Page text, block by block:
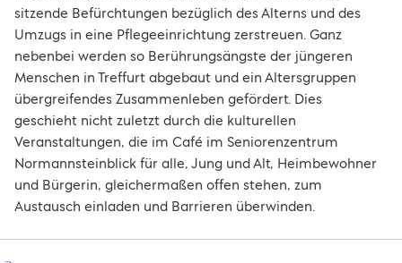
sitzende Befürchtungen bezüglich des Alterns und des
Umzugs in eine Pflegeeinrichtung zerstreuen. Ganz
nebenbei werden so Berührungsängste der jüngeren
Menschen in Treffurt abgebaut und ein Altersgruppen
übergreifendes Zusammenleben gefördert. Dies
geschieht nicht zuletzt durch die kulturellen
Veranstaltungen, die im Café im Seniorenzentrum
Normannsteinblick für alle, Jung und Alt, Heimbewohner
und Bürgerin, gleichermaßen offen stehen, zum
Austausch einladen und Barrieren überwinden.